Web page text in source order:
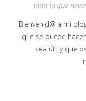
Todo lo que
Bienvenid@ a mi
que se puede
sea útil y que